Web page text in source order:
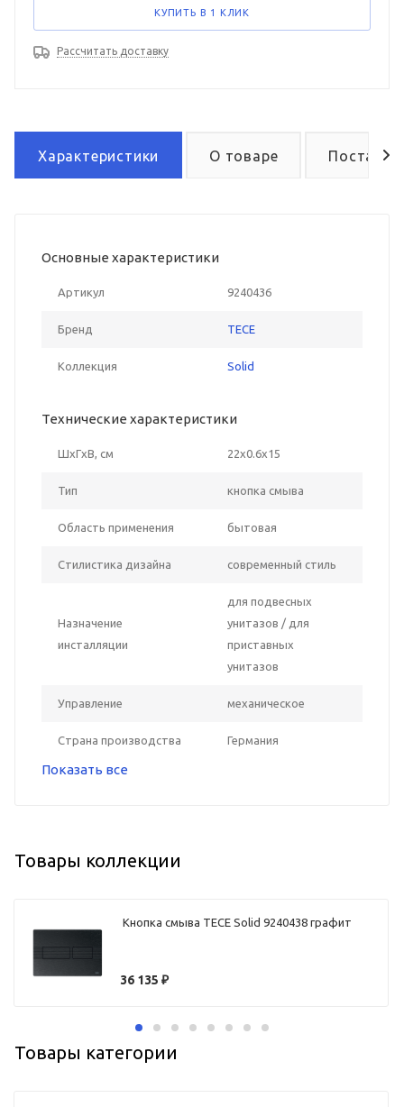
КУПИТЬ В 1 КЛИК
Рассчитать доставку
Характеристики О товаре Поставка
Основные характеристики
Артикул 9240436
Бренд TECE
Коллекция Solid
Технические характеристики
ШxГxВ, см 22x0.6x15
Тип кнопка смыва
Область применения бытовая
Стилистика дизайна современный стиль
Назначение
инсталляции
для подвесных
унитазов / для
приставных
унитазов
Управление механическое
Страна производства Германия
Показать все
Товары коллекции
Кнопка смыва TECE Solid 9240438 графит
36 135 ₽
Товары категории